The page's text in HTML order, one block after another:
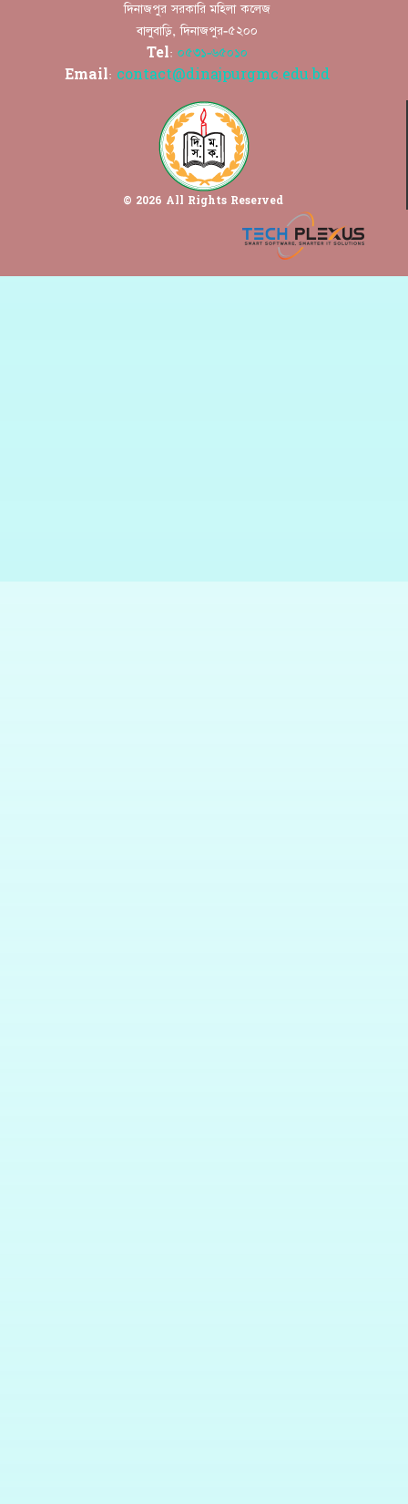
© 2026 All Rights Reserved
দিনাজপুর সরকারি মহিলা কলেজ
বালুবাড়ি, দিনাজপুর-৫২০০
Tel: ০৫৩১-৬৫০১০
Email: contact@dinajpurgmc.edu.bd